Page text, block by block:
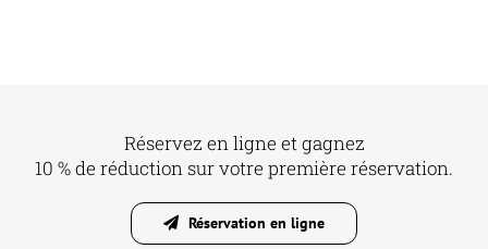
Réservez en ligne et gagnez
10 % de réduction sur votre première réservation.
Réservation en ligne